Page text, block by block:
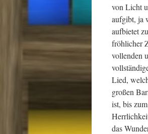
von Licht
aufgibt, ja
aufbietet
fröhlicher
vollenden
Lied,
großen
ist, bis
das